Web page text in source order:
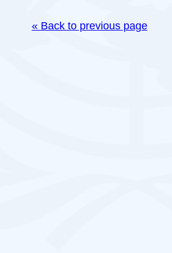
« Back to previous page